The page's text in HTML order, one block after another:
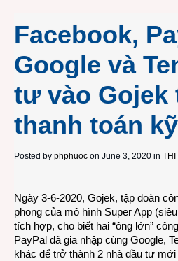
Facebook,
Google và
tư vào Gojek
thanh toán
Posted by phphuoc on June 3, 2020 in THỊ
Ngày 3-6-2020, Gojek, tập đoàn
phong của mô hình Super App
tích hợp, cho biết hai “ông lớn”
PayPal đã gia nhập cùng Google,
khác để trở thành 2 nhà đầu tư